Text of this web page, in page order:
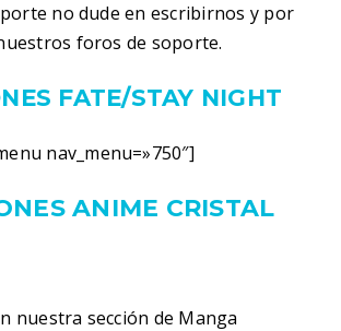
no dude en escribirnos y por
foros de soporte.
FATE/STAY NIGHT
nav_menu=»750″]
ANIME CRISTAL
nuestra sección de Manga